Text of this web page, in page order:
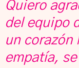
Quiero
del equipo
un corazón
empatía,